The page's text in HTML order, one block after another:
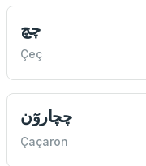
چچ
Çeç
چچاروٓن
Çaçaron